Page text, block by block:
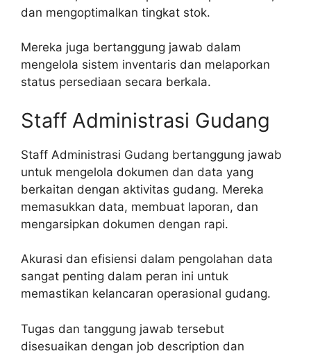
dan mengoptimalkan tingkat stok.
Mereka juga bertanggung jawab dalam
mengelola sistem inventaris dan melaporkan
status persediaan secara berkala.
Staff Administrasi Gudang
Staff Administrasi Gudang bertanggung jawab
untuk mengelola dokumen dan data yang
berkaitan dengan aktivitas gudang. Mereka
memasukkan data, membuat laporan, dan
mengarsipkan dokumen dengan rapi.
Akurasi dan efisiensi dalam pengolahan data
sangat penting dalam peran ini untuk
memastikan kelancaran operasional gudang.
Tugas dan tanggung jawab tersebut
disesuaikan dengan job description dan